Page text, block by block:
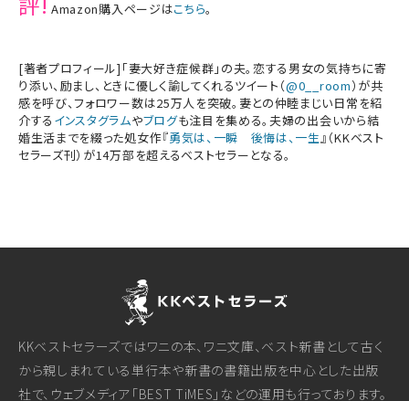
Amazon購入ページはこちら。
[著者プロフィール]「妻大好き症候群」の夫。恋する男女の気持ちに寄
り添い、励まし、ときに優しく諭してくれるツイート（@0__room）が共
感を呼び、フォロワー数は25万人を突破。妻との仲睦まじい日常を紹
介する インスタグラムやブログも注目を集める。夫婦の出会いから結
婚生活までを綴った処女作『勇気は、一瞬 後悔は、一生 』（KKベスト
セラーズ刊）が14万部を超えるベストセラーとなる。
KKベストセラーズではワニの本、ワニ文庫、ベスト新書として古く
から親しまれている単行本や新書の書籍出版を中心とした出版
社で、ウェブメディア「BEST TiMES」などの運用も行っております。